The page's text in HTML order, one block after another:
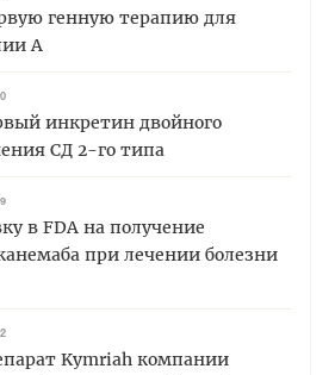
генную терапию для
А
инкретин двойного
СД 2-го типа
в FDA на получение
при лечении болезни
Kymriah компании